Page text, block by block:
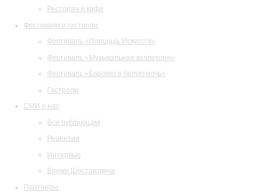
Ресторан и кафе
Фестивали и гастроли
Фестиваль «Площадь Искусств»
Фестиваль «Музыкальная коллекция»
Фестиваль «Барокко в белую ночь»
Гастроли
СМИ о нас
Все публикации
Рецензии
Интервью
Время Шостаковича
Партнеры